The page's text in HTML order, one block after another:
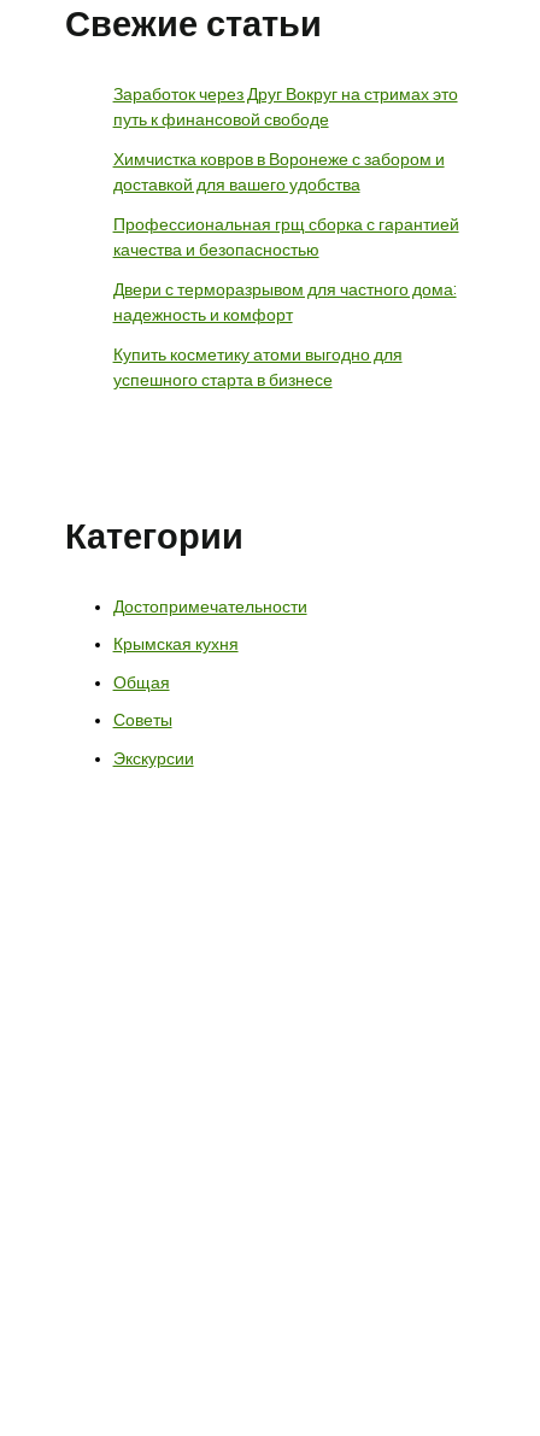
Свежие статьи
Заработок через Друг Вокруг на стримах это
путь к финансовой свободе
Химчистка ковров в Воронеже с забором и
доставкой для вашего удобства
Профессиональная грщ сборка с гарантией
качества и безопасностью
Двери с терморазрывом для частного дома:
надежность и комфорт
Купить косметику атоми выгодно для
успешного старта в бизнесе
Категории
Достопримечательности
Крымская кухня
Общая
Советы
Экскурсии